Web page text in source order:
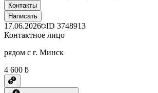
Контакты
Написать
17.06.2026 ID 3748913
Контактное лицо
рядом с г. Минск
4 600 ƃ